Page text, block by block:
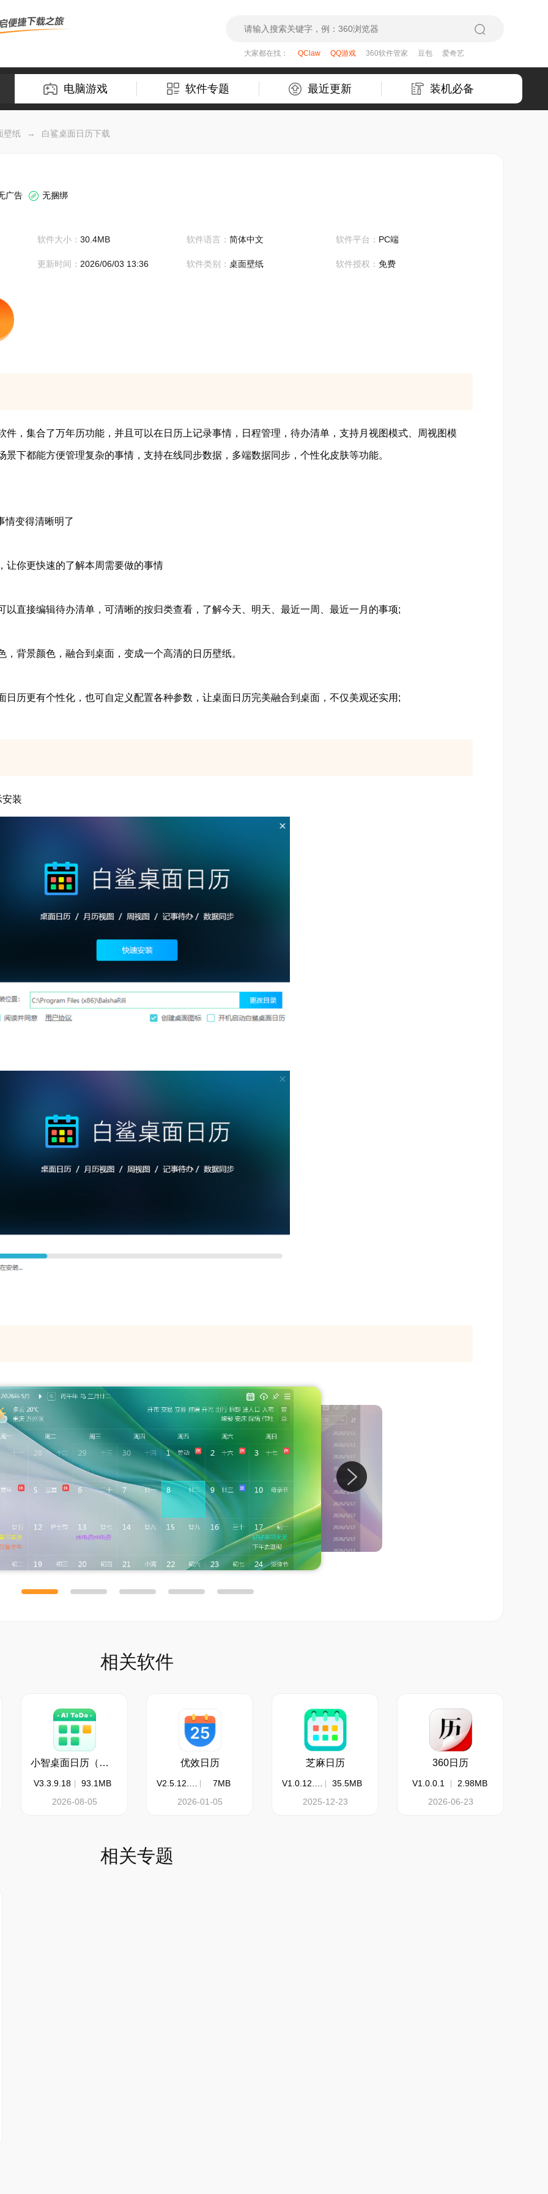
大家都在找： QClaw QQ游戏 360软件管家 豆包 爱奇艺
电脑游戏 软件专题 最近更新 装机必备
壁纸 → 白鲨桌面日历下载
广告 无捆绑
软件大小： 30.4MB 软件语言： 简体中文 软件平台： PC端
更新时间： 2026/06/03 13:36 软件类别： 桌面壁纸 软件授权： 免费
件，集合了万年历功能，并且可以在日历上记录事情，日程管理，待办清单，支持月视图模式、周视图模
下都能方便管理复杂的事情，支持在线同步数据，多端数据同步，个性化皮肤等功能。
变得清晰明了
你更快速的了解本周需要做的事情
接编辑待办清单，可清晰的按归类查看，了解今天、明天、最近一周、最近一月的事项;
景颜色，融合到桌面，变成一个高清的日历壁纸。
更有个性化，也可自定义配置各种参数，让桌面日历完美融合到桌面，不仅美观还实用;
装
相关软件
小智桌面日历（原小智ToDo）
V3.3.9.18
93.1MB
2026-08-05
优效日历
7MB
2026-01-05
芝麻日历
35.5MB
2025-12-23
360日历
V1.0.0.1
2.98MB
2026-06-23
相关专题